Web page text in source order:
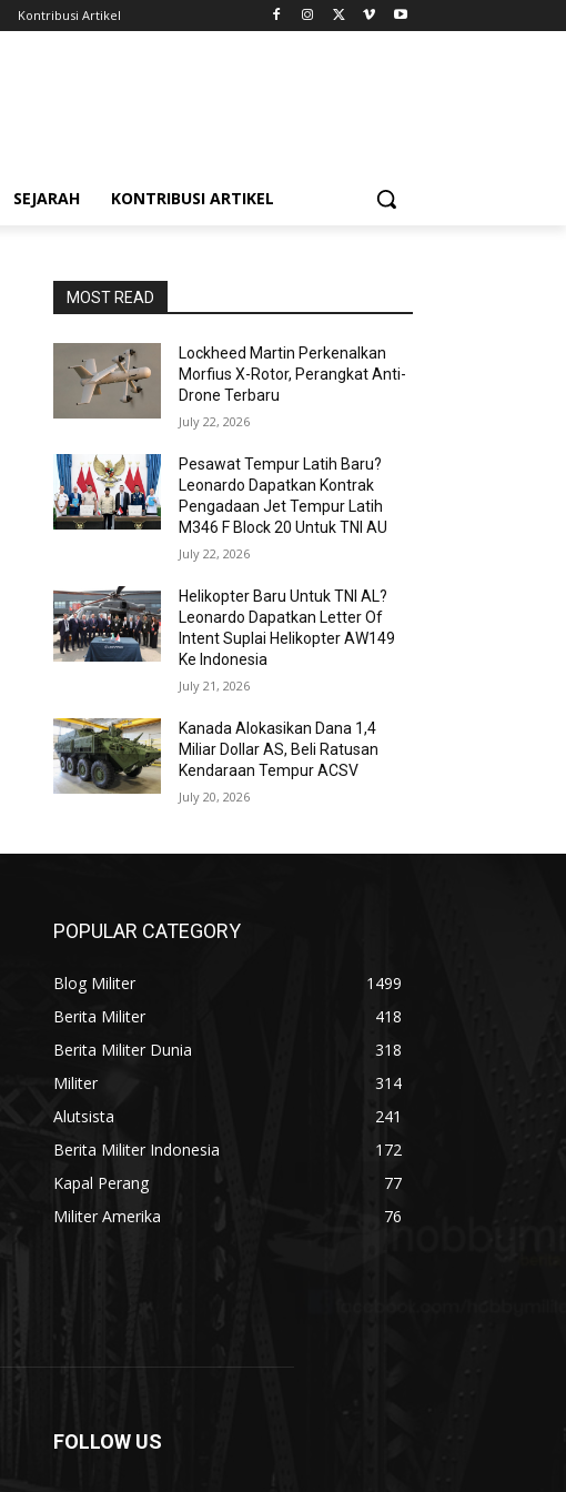
Kontribusi Artikel
SEJARAH KONTRIBUSI ARTIKEL
MOST READ
Lockheed Martin Perkenalkan
Morfius X-Rotor, Perangkat Anti-
Drone Terbaru
July 22, 2026
Pesawat Tempur Latih Baru?
Leonardo Dapatkan Kontrak
Pengadaan Jet Tempur Latih
M346 F Block 20 Untuk TNI AU
July 22, 2026
Helikopter Baru Untuk TNI AL?
Leonardo Dapatkan Letter Of
Intent Suplai Helikopter AW149
Ke Indonesia
July 21, 2026
Kanada Alokasikan Dana 1,4
Miliar Dollar AS, Beli Ratusan
Kendaraan Tempur ACSV
July 20, 2026
POPULAR CATEGORY
Blog Militer
1499
Berita Militer
418
Berita Militer Dunia
318
Militer
314
Alutsista
241
Berita Militer Indonesia
172
Kapal Perang
77
Militer Amerika
76
FOLLOW US